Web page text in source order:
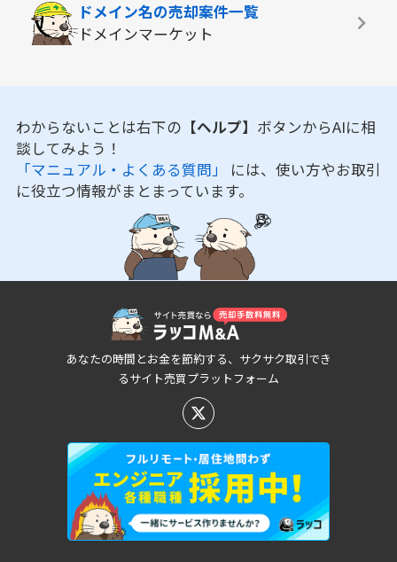
ドメイン名の売却案件一覧
ドメインマーケット
わからないことは右下の 【ヘルプ】 ボタンからAIに相
談してみよう！
「マニュアル・よくある質問」 には、使い方やお取引
に役立つ情報がまとまっています。
あなたの時間とお金を節約する、サクサク取引でき
るサイト売買プラットフォーム